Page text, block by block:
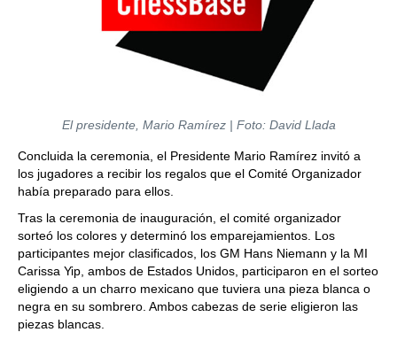
El presidente, Mario Ramírez | Foto: David Llada
Concluida la ceremonia, el Presidente Mario Ramírez invitó a
los jugadores a recibir los regalos que el Comité Organizador
había preparado para ellos.
Tras la ceremonia de inauguración, el comité organizador
sorteó los colores y determinó los emparejamientos. Los
participantes mejor clasificados, los GM Hans Niemann y la MI
Carissa Yip, ambos de Estados Unidos, participaron en el sorteo
eligiendo a un charro mexicano que tuviera una pieza blanca o
negra en su sombrero. Ambos cabezas de serie eligieron las
piezas blancas.